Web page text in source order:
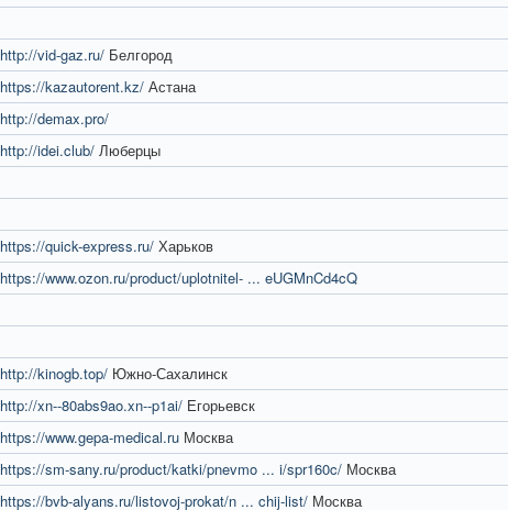
http://vid-gaz.ru/ Белгород
https://kazautorent.kz/ Астана
http://demax.pro/
http://idei.club/ Люберцы
https://quick-express.ru/ Харьков
https://www.ozon.ru/product/uplotnitel- ... eUGMnCd4cQ
http://kinogb.top/ Южно-Сахалинск
http://xn--80abs9ao.xn--p1ai/ Егорьевск
https://www.gepa-medical.ru Москва
https://sm-sany.ru/product/katki/pnevmo ... i/spr160c/ Москва
https://bvb-alyans.ru/listovoj-prokat/n ... chij-list/ Москва